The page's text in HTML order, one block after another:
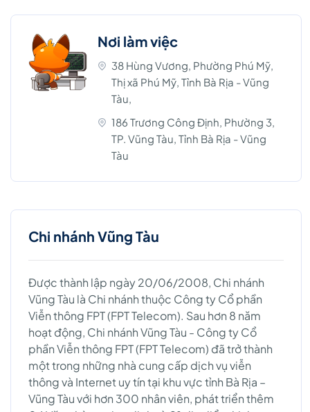
Nơi làm việc
38 Hùng Vương, Phường Phú Mỹ,
Thị xã Phú Mỹ, Tỉnh Bà Rịa - Vũng
Tàu,
186 Trương Công Định, Phường 3,
TP. Vũng Tàu, Tỉnh Bà Rịa - Vũng
Tàu
Chi nhánh Vũng Tàu
Được thành lập ngày 20/06/2008, Chi nhánh
Vũng Tàu là Chi nhánh thuộc Công ty Cổ phần
Viễn thông FPT (FPT Telecom). Sau hơn 8 năm
hoạt động, Chi nhánh Vũng Tàu - Công ty Cổ
phần Viễn thông FPT (FPT Telecom) đã trở thành
một trong những nhà cung cấp dịch vụ viễn
thông và Internet uy tín tại khu vực tỉnh Bà Rịa –
Vũng Tàu với hơn 300 nhân viên, phát triển thêm